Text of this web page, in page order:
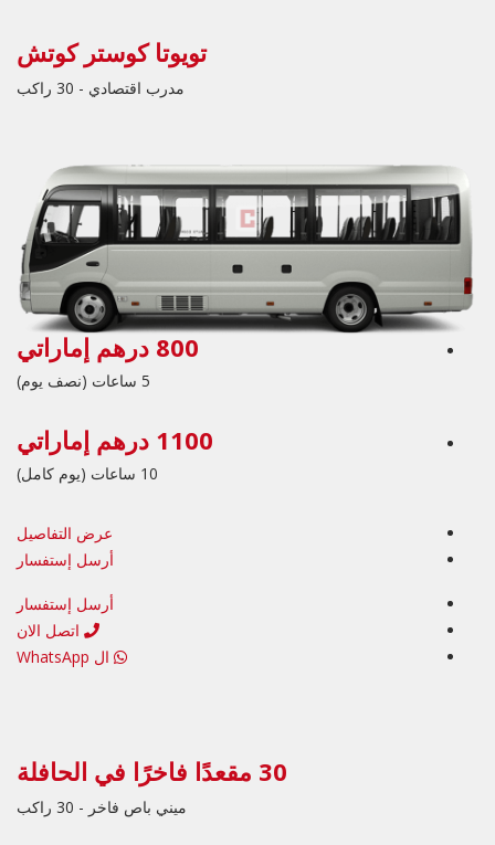
تويوتا كوستر كوتش
مدرب اقتصادي - 30 راكب
800 درهم إماراتي
5 ساعات (نصف يوم)
1100 درهم إماراتي
10 ساعات (يوم كامل)
عرض التفاصيل
أرسل إستفسار
أرسل إستفسار
اتصل الان
ال WhatsApp
30 مقعدًا فاخرًا في الحافلة
ميني باص فاخر - 30 راكب